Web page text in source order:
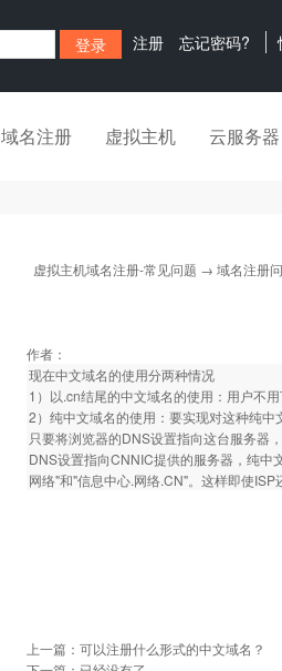
注册 忘记密码?
域名注册 虚拟主机 云服务器
虚拟主机域名注册-常见问题 → 域名注册
作者：
现在中文域名的使用分两种情况
1）以.cn结尾的中文域名的使用：用户不
2）纯中文域名的使用：要实现对这种纯
只要将浏览器的DNS设置指向这台服务器
DNS设置指向CNNIC提供的服务器，纯中
网络"和"信息中心.网络.CN"。这样即使ISP
上一篇： 可以注册什么形式的中文域名？